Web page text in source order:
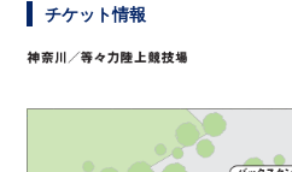
チケット情報